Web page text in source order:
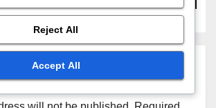
Reply
Reject All
Accept All